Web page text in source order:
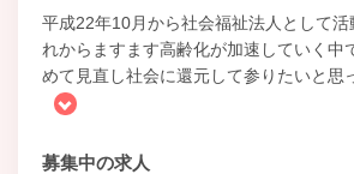
平成22年10月から社会福祉法人として活
れからますます高齢化が加速していく中
めて見直し社会に還元して参りたいと思
募集中の求人